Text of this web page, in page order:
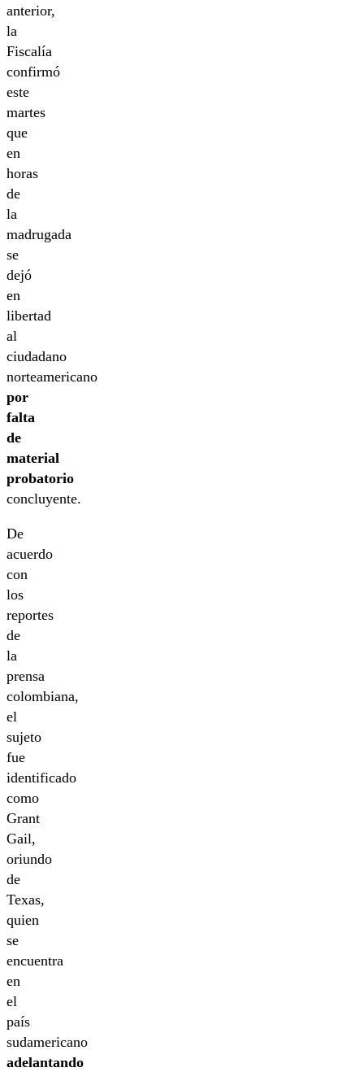
anterior,
la
Fiscalía
confirmó
este
martes
que
en
horas
de
la
madrugada
se
dejó
en
libertad
al
ciudadano
norteamericano
por
falta
de
material
probatorio
concluyente.
De
acuerdo
con
los
reportes
de
la
prensa
colombiana,
el
sujeto
fue
identificado
como
Grant
Gail,
oriundo
de
Texas,
quien
se
encuentra
en
el
país
sudamericano
adelantando